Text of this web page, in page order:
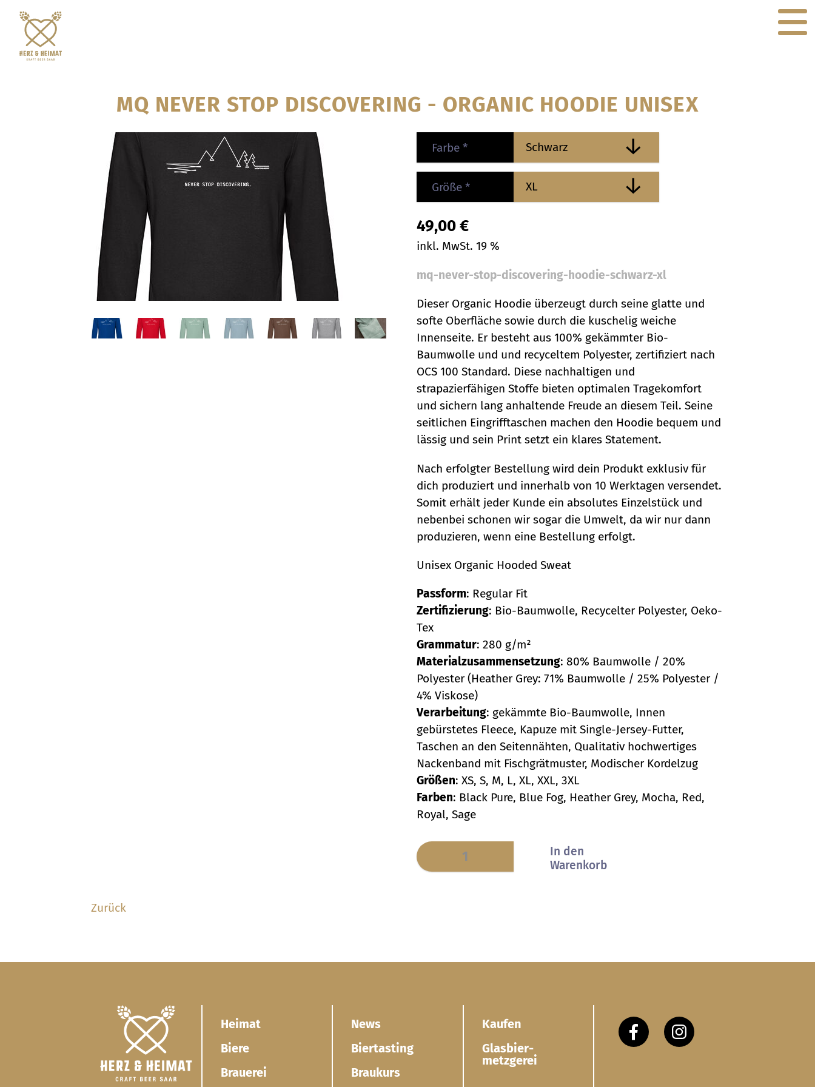
MQ NEVER STOP DISCOVERING - ORGANIC HOODIE UNISEX
Farbe *
Größe *
49,00€
inkl. MwSt. 19 %
mq-never-stop-discovering-hoodie-schwarz-xl
Dieser Organic Hoodie überzeugt durch seine glatte und
softe Oberfläche sowie durch die kuschelig weiche
Innenseite. Er besteht aus 100% gekämmter Bio-
Baumwolle und und recyceltem Polyester, zertifiziert nach
OCS 100 Standard. Diese nachhaltigen und
strapazierfähigen Stoffe bieten optimalen Tragekomfort
und sichern lang anhaltende Freude an diesem Teil. Seine
seitlichen Eingrifftaschen machen den Hoodie bequem und
lässig und sein Print setzt ein klares Statement.
Nach erfolgter Bestellung wird dein Produkt exklusiv für
dich produziert und innerhalb von 10 Werktagen versendet.
Somit erhält jeder Kunde ein absolutes Einzelstück und
nebenbei schonen wir sogar die Umwelt, da wir nur dann
produzieren, wenn eine Bestellung erfolgt.
Unisex Organic Hooded Sweat
Passform: Regular Fit
Zertifizierung: Bio-Baumwolle, Recycelter Polyester, Oeko-
Tex
Grammatur: 280 g/m²
Materialzusammensetzung: 80% Baumwolle / 20%
Polyester (Heather Grey: 71% Baumwolle / 25% Polyester /
4% Viskose)
Verarbeitung: gekämmte Bio-Baumwolle, Innen
gebürstetes Fleece, Kapuze mit Single-Jersey-Futter,
Taschen an den Seitennähten, Qualitativ hochwertiges
Nackenband mit Fischgrätmuster, Modischer Kordelzug
Größen: XS, S, M, L, XL, XXL, 3XL
Farben: Black Pure, Blue Fog, Heather Grey, Mocha, Red,
Royal, Sage
Zurück
Heimat
Biere
Brauerei
News
Biertasting
Braukurs
Kaufen
Glasbier­
metzgerei